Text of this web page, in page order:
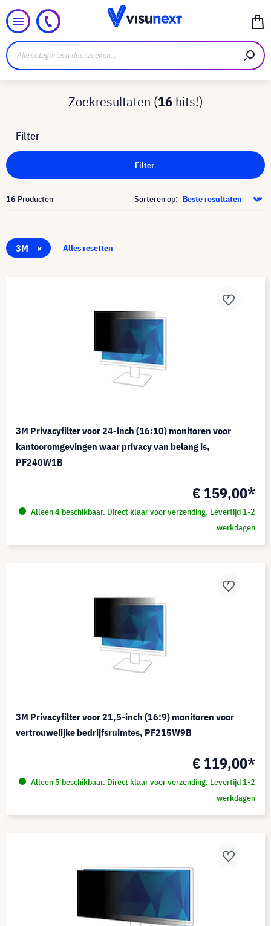
Zoekresultaten (16hits!)
Filter
Filter
16 Producten Sorteren op:
3M × Alles resetten
3M Privacyfilter voor 24-inch (16:10) monitoren voor
kantooromgevingen waar privacy van belang is,
PF240W1B
€ 159,00*
Alleen 4 beschikbaar. Direct klaar voor verzending. Levertijd 1-2
werkdagen
3M Privacyfilter voor 21,5-inch (16:9) monitoren voor
vertrouwelijke bedrijfsruimtes, PF215W9B
€ 119,00*
Alleen 5 beschikbaar. Direct klaar voor verzending. Levertijd 1-2
werkdagen